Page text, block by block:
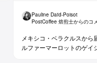
Pauline Daïd-Poisot
PostCoffee 焙煎士からのコ
メキシコ・ベラクルスから
ルファーマーロットのゲイ